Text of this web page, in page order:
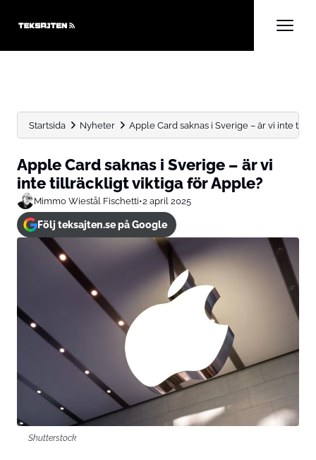
Startsida Nyheter Apple Card saknas i Sverige – är vi inte
Apple Card saknas i Sverige – är vi
inte tillräckligt viktiga för Apple?
Mimmo Wiestål Fischetti•2 april 2025
Följ teksajten.se på Google
Shutterstock